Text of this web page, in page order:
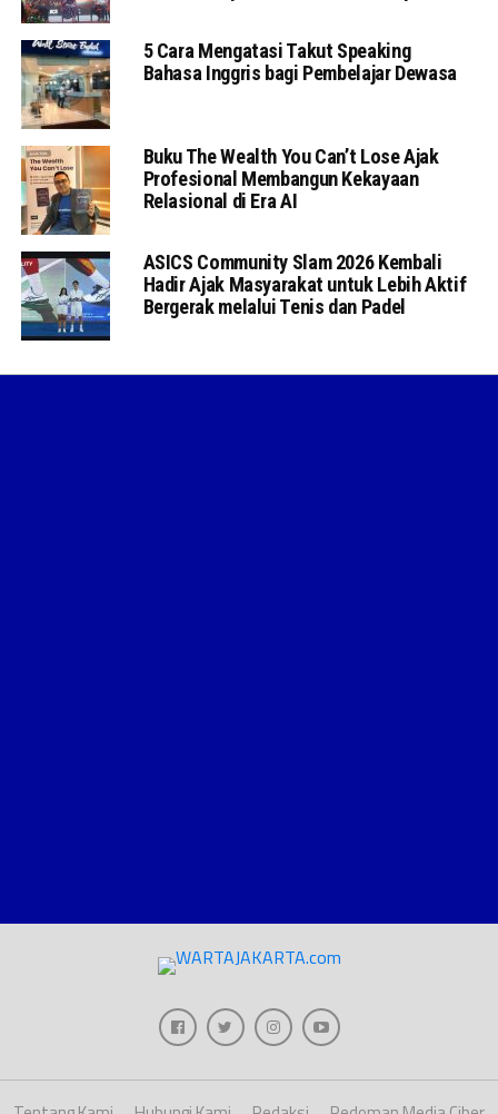
5 Cara Mengatasi Takut Speaking
Bahasa Inggris bagi Pembelajar Dewasa
Buku The Wealth You Can’t Lose Ajak
Profesional Membangun Kekayaan
Relasional di Era AI
ASICS Community Slam 2026 Kembali
Hadir Ajak Masyarakat untuk Lebih Aktif
Bergerak melalui Tenis dan Padel